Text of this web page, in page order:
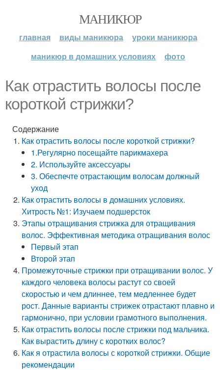
МАНИКЮР
главная виды маникюра
уроки маникюра
маникюр в домашних условиях
фото
Как отрастить волосы после
короткой стрижки?
Содержание
Как отрастить волосы после короткой стрижки?
1.Регулярно посещайте парикмахера
2. Используйте аксессуары
3. Обеспечте отрастающим волосам должный
уход
Как отрастить волосы в домашних условиях.
Хитрость №1: Изучаем подшерсток
Этапы отращивания стрижка для отращивания
волос. Эффективная методика отращивания волос
Первый этап
Второй этап
Промежуточные стрижки при отращивании волос. У
каждого человека волосы растут со своей
скоростью и чем длиннее, тем медленнее будет
рост. Данные варианты стрижек отрастают плавно и
гармонично, при условии грамотного выполнения.
Как отрастить волосы после стрижки под мальчика.
Как вырастить длину с коротких волос?
Как я отрастила волосы с короткой стрижки. Общие
рекомендации